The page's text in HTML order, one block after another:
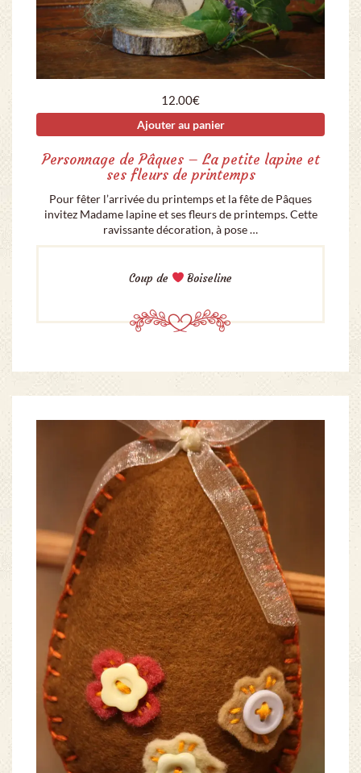
12.00€
Ajouter au panier
Personnage de Pâques – La petite lapine et
ses fleurs de printemps
Pour fêter l’arrivée du printemps et la fête de Pâques
invitez Madame lapine et ses fleurs de printemps. Cette
ravissante décoration, à pose …
Coup de Boiseline